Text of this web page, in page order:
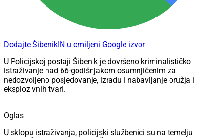
Dodajte ŠibenikIN u omiljeni Google izvor
U Policijskoj postaji Šibenik je dovršeno kriminalističko
istraživanje nad 66-godišnjakom osumnjičenim za
nedozvoljeno posjedovanje, izradu i nabavljanje oružja i
eksplozivnih tvari.
Oglas
U sklopu istraživanja, policijski službenici su na temelju